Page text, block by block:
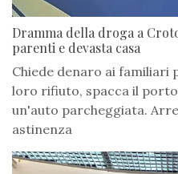
Dramma della droga a
parenti e devasta casa
Chiede denaro ai familiari
loro rifiuto, spacca il
un'auto parcheggiata.
astinenza